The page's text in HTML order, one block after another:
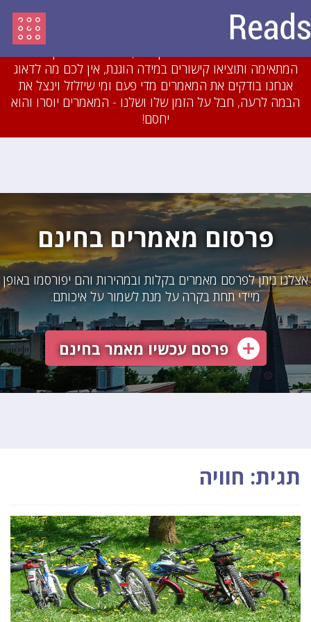
עדכון מיולי 2018: לאחרונה חסמנו משתמשים והסרנו
עשרות מאמרים שהיו מועתקים או כתובים בזילזול בצורה
המתאימה ותוציאו קישורים במידה הוגנת, אין לכם מה לדאוג
אנחנו בודקים את המאמרים מדי פעם ומי שיזלזל וינצל את
הבמה לרעה, חבל על הזמן שלו ושלנו - המאמרים יוסרו והוא
יחסם!
פרסום מאמרים בחינם
אצלנו ניתן לפרסם מאמרים בקלות ובמהירות והם יפורסמו באופן
מיידי תחת בקרה על מנת לשמור על איכותם.
פרסם עכשיו מאמר בחינם
תגית: חוויה